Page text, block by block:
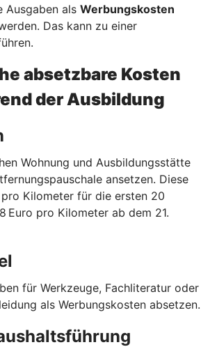
Ausgaben als Werbungskosten
Das kann zu einer
absetzbare Kosten
der Ausbildung
Wohnung und Ausbildungsstätte
ansetzen. Diese
Kilometer für die ersten 20
Euro pro Kilometer ab dem 21.
für Werkzeuge, Fachliteratur oder
als Werbungskosten absetzen.